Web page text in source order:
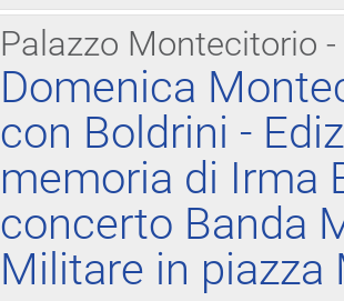
Palazzo Montecitorio
Domenica
con Boldrini -
memoria di Irma
concerto Banda
Militare in